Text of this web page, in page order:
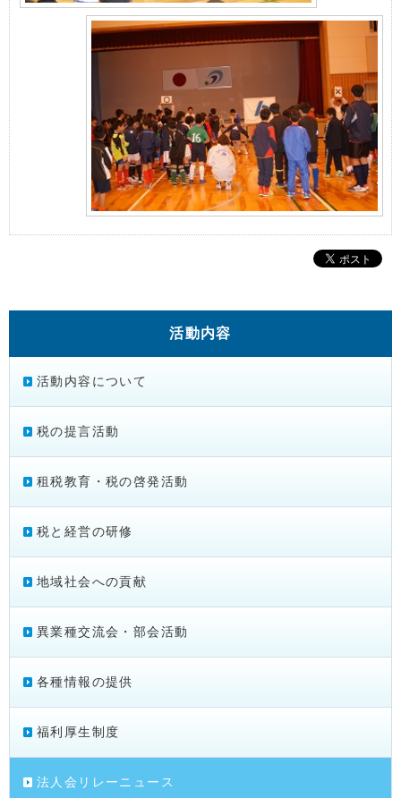
活動内容
活動内容について
税の提言活動
租税教育・税の啓発活動
税と経営の研修
地域社会への貢献
異業種交流会・部会活動
各種情報の提供
福利厚生制度
法人会リレーニュース